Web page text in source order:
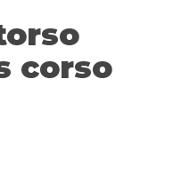
corso